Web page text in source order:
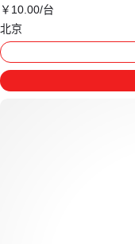
￥ 10 .00/台
北京